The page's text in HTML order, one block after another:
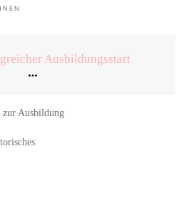
Ausbildungsstart
Ausbildung